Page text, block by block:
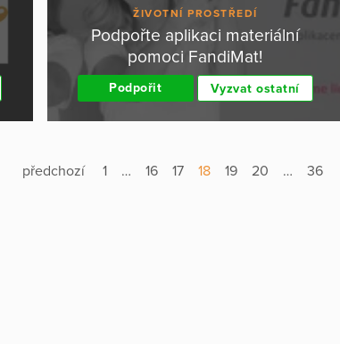
ŽIVOTNÍ PROSTŘEDÍ
Podpořte aplikaci materiální
pomoci FandiMat!
Podpořit Vyzvat ostatní
předchozí 1 … 16 17 18 19 20 … 36